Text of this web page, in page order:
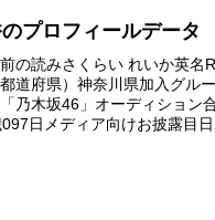
プロフィールデータ
の読みさくらい れいか英名
道府県）神奈川県加入グル
乃木坂46」オーディション
日メディア向けお披露目